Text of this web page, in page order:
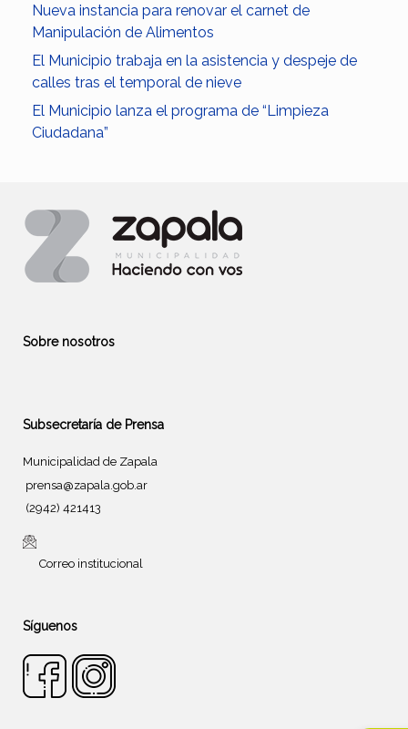
Nueva instancia para renovar el carnet de
Manipulación de Alimentos
El Municipio trabaja en la asistencia y despeje de
calles tras el temporal de nieve
El Municipio lanza el programa de “Limpieza
Ciudadana”
Sobre nosotros
Subsecretaría de Prensa
Municipalidad de Zapala
prensa@zapala.gob.ar
(2942) 421413
Correo institucional
Síguenos